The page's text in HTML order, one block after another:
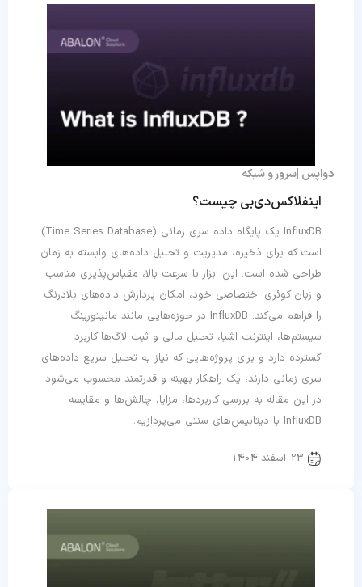
اینفلاکس‌دی‌بی چیست؟
InfluxDB یک پایگاه داده سری زمانی (Time Series Database)
است که برای ذخیره، مدیریت و تحلیل داده‌های وابسته به زمان
طراحی شده است. این ابزار با سرعت بالا، مقیاس‌پذیری مناسب
و زبان کوئری اختصاصی خود، امکان پردازش داده‌های بلادرنگ
را فراهم می‌کند. InfluxDB در حوزه‌هایی مانند مانیتورینگ
سیستم‌ها، اینترنت اشیا، تحلیل مالی و ثبت لاگ‌ها کاربرد
گسترده دارد و برای پروژه‌هایی که نیاز به تحلیل سریع داده‌های
سری زمانی دارند، یک راهکار بهینه و قدرتمند محسوب می‌شود.
در این مقاله به بررسی کاربردها، مزایا، چالش‌ها و مقایسه
InfluxDB با دیتابیس‌های سنتی می‌پردازیم.
دواپس سرور و شبکه
23 اسفند 1404